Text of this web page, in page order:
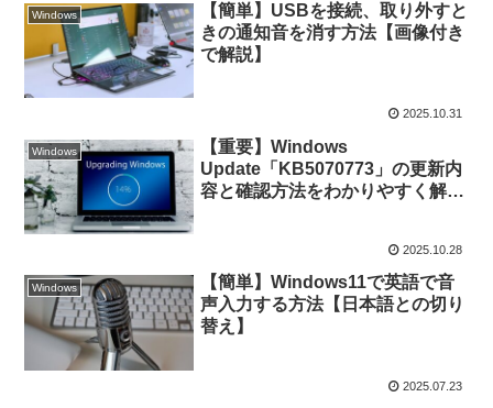
Windows
【簡単】USBを接続、取り外すと
きの通知音を消す方法【画像付き
で解説】
2025.10.31
Windows
【重要】Windows
Update「KB5070773」の更新内
容と確認方法をわかりやすく解説
2025.10.28
Windows
【簡単】Windows11で英語で音
声入力する方法【日本語との切り
替え】
2025.07.23